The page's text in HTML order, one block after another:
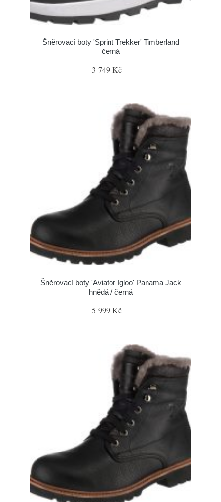
Šněrovací boty 'Sprint Trekker' Timberland
černá
3 749 Kč
Šněrovací boty 'Aviator Igloo' Panama Jack
hnědá / černá
5 999 Kč